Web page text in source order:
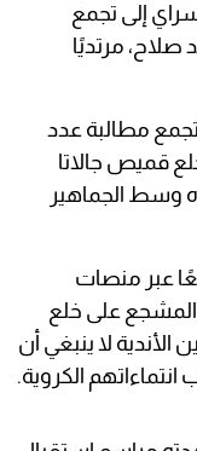
إلى تجمع
مرتديًا
مطالبة عدد
قميص جالاتا
وسط الجماهير
عبر منصات
المشجع على خلع
لا ينبغي أن
الكروية.